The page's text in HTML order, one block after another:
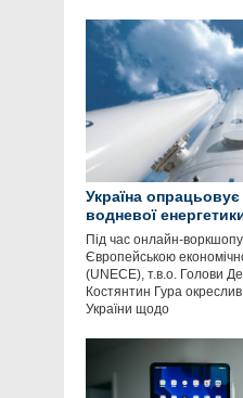
Україна
водневої
Під час онлайн-
Європейською
(UNECE), т.в.о. Голови
Костянтин Гура
України щодо